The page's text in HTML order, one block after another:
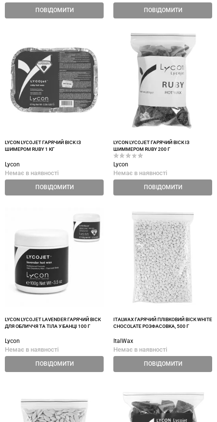
ПОВІДОМИТИ ПОВІДОМИТИ
LYCON LYCOJET ГАРЯЧИЙ ВІСК ІЗ
ШИМЕРОМ RUBY 1 КГ
Lycon
Немає в наявності
ПОВІДОМИТИ
LYCON LYCOJET ГАРЯЧИЙ ВІСК ІЗ
ШИММЕРОМ RUBY 200 Г
Lycon
Немає в наявності
ПОВІДОМИТИ
LYCON LYCOJET LAVENDER ГАРЯЧИЙ ВІСК
ДЛЯ ОБЛИЧЧЯ ТА ТІЛА У БАНЦІ 100 Г
Lycon
Немає в наявності
ПОВІДОМИТИ
ITALWAX ГАРЯЧИЙ ПЛІВКОВИЙ ВІСК WHITE
CHOCOLATE РОЗФАСОВКА, 500 Г
ItalWax
Немає в наявності
ПОВІДОМИТИ